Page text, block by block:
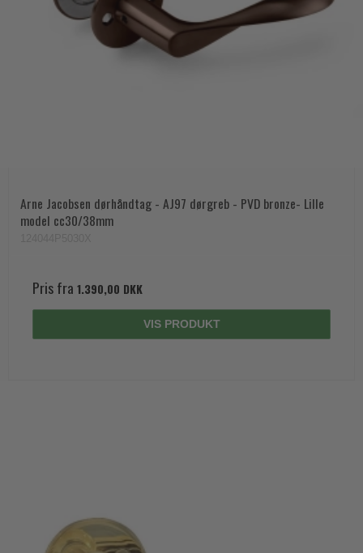
Arne Jacobsen dørhåndtag - AJ97 dørgreb - PVD bronze- Lille
model cc30/38mm
Pris fra 1.390,00 DKK
VIS PRODUKT